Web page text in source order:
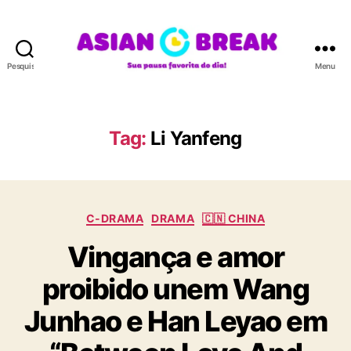
Pesquisar
A
N
R
A
Menu
Tag: Li Yanfeng
C
t
e
g
o
r
i
C-DRAMA DRAMA 🇨🇳 CHINA
Vingança e amor
proibido unem Wang
Junhao e Han Leyao em